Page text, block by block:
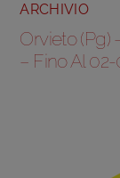
ARCHIVIO
Orvieto (Pg)
– Fino Al